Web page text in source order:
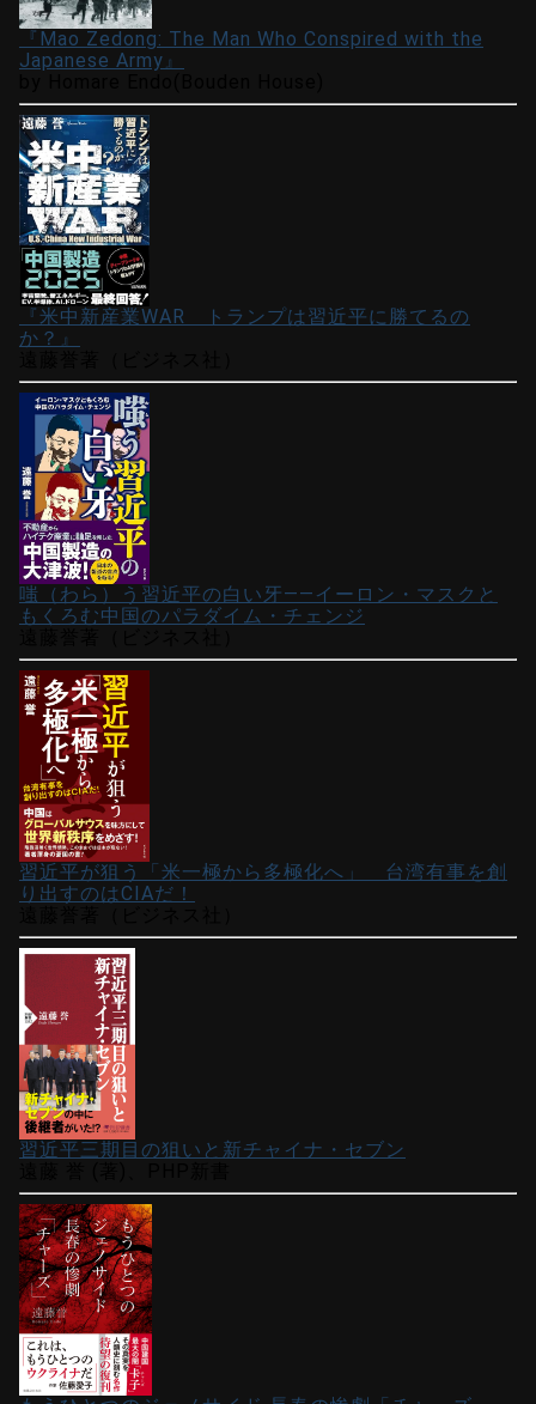
『Mao Zedong: The Man Who Conspired with the
Japanese Army』
『米中新産業WAR トランプは習近平に勝てるの
か？』
嗤（わら）う習近平の白い牙――イーロン・マスクと
もくろむ中国のパラダイム・チェンジ
習近平が狙う「米一極から多極化へ」 台湾有事を創
り出すのはCIAだ！
習近平三期目の狙いと新チャイナ・セブン